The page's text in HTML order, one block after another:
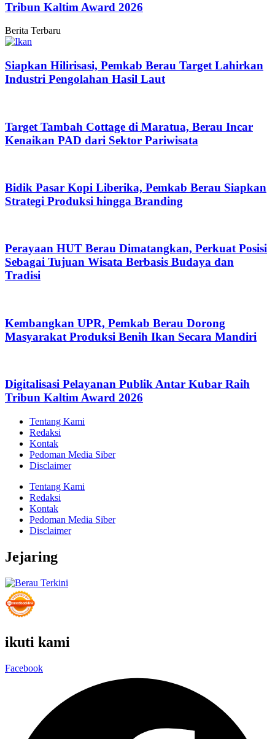
Tribun Kaltim Award 2026
Berita Terbaru
Siapkan Hilirisasi, Pemkab Berau Target Lahirkan
Industri Pengolahan Hasil Laut
Target Tambah Cottage di Maratua, Berau Incar
Kenaikan PAD dari Sektor Pariwisata
Bidik Pasar Kopi Liberika, Pemkab Berau Siapkan
Strategi Produksi hingga Branding
Perayaan HUT Berau Dimatangkan, Perkuat Posisi
Sebagai Tujuan Wisata Berbasis Budaya dan
Tradisi
Kembangkan UPR, Pemkab Berau Dorong
Masyarakat Produksi Benih Ikan Secara Mandiri
Digitalisasi Pelayanan Publik Antar Kubar Raih
Tribun Kaltim Award 2026
Tentang Kami
Redaksi
Kontak
Pedoman Media Siber
Disclaimer
Tentang Kami
Redaksi
Kontak
Pedoman Media Siber
Disclaimer
Jejaring
ikuti kami
Facebook